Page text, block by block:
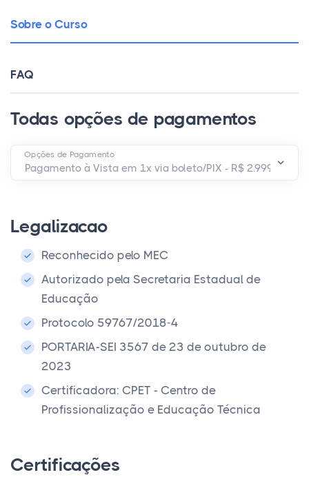
Sobre o Curso
FAQ
Todas opções de pagamentos
Opções de Pagamento
Legalizacao
Reconhecido pelo MEC
Autorizado pela Secretaria Estadual de
Educação
Protocolo 59767/2018-4
PORTARIA-SEI 3567 de 23 de outubro de
2023
Certificadora: CPET - Centro de
Profissionalização e Educação Técnica
Certificações